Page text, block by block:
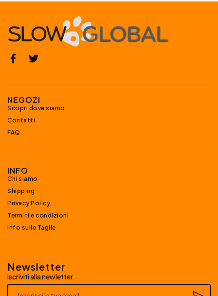
NEGOZI
Scopri dove siamo
Contatti
FAQ
INFO
Chi siamo
Shipping
Privacy Policy
Termini e condizioni
Info sulle Taglie
Newsletter
Iscriviti alla newletter